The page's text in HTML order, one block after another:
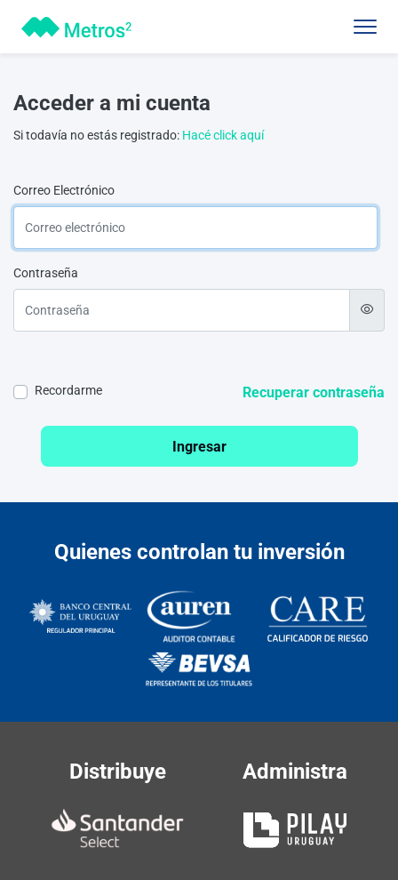
Acceder a mi cuenta
Si todavía no estás registrado: Hacé click aquí
Correo Electrónico
Contraseña
Recordarme Recuperar contraseña
Ingresar
Quienes controlan tu inversión
Distribuye Administra